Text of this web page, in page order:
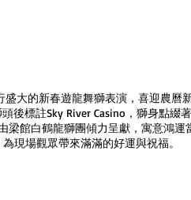
盛大的新春遊龍舞獅表演，喜迎農曆
後標註Sky River Casino，獅身點綴
梁館白鶴龍獅團傾力呈獻，寓意鴻運
現場觀眾帶來滿滿的好運與祝福。